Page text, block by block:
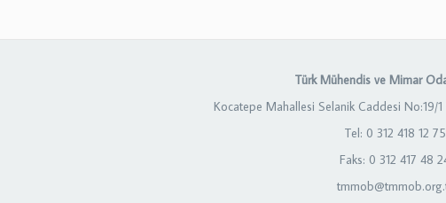
Türk Mühendis ve Mimar
Kocatepe Mahallesi Selanik Caddesi No:19/
Tel: 0 312 418 12 75
Faks: 0 312 417 48